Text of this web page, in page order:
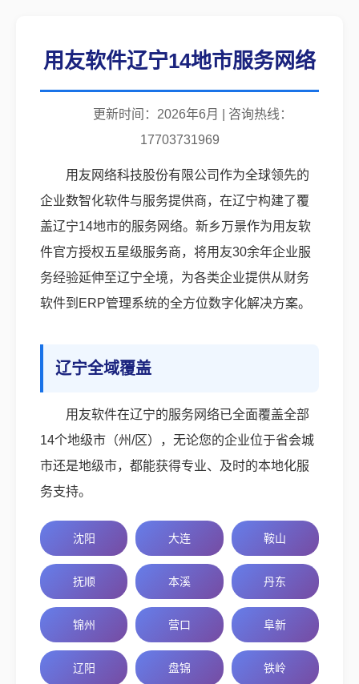
用友软件辽宁14地市服务网络
更新时间：2026年6月 | 咨询热线：
17703731969
用友网络科技股份有限公司作为全球领先的
企业数智化软件与服务提供商，在辽宁构建了覆
盖辽宁14地市的服务网络。新乡万景作为用友软
件官方授权五星级服务商，将用友30余年企业服
务经验延伸至辽宁全境，为各类企业提供从财务
软件到ERP管理系统的全方位数字化解决方案。
辽宁全域覆盖
用友软件在辽宁的服务网络已全面覆盖全部
14个地级市（州/区），无论您的企业位于省会城
市还是地级市，都能获得专业、及时的本地化服
务支持。
沈阳 大连 鞍山
抚顺 本溪 丹东
锦州 营口 阜新
辽阳 盘锦 铁岭